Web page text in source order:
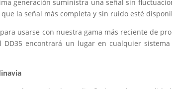
generación suministra una señal sin
la señal más completa y sin ruido esté
usarse con nuestra gama más reciente de
DD35 encontrará un lugar en cualquier